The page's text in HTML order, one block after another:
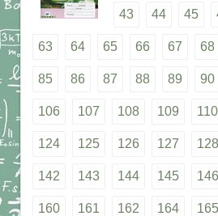
43 44 45
63 64 65 66 67 68
85 86 87 88 89 90
106 107 108 109 110
124 125 126 127 128
142 143 144 145 146
160 161 162 164 165